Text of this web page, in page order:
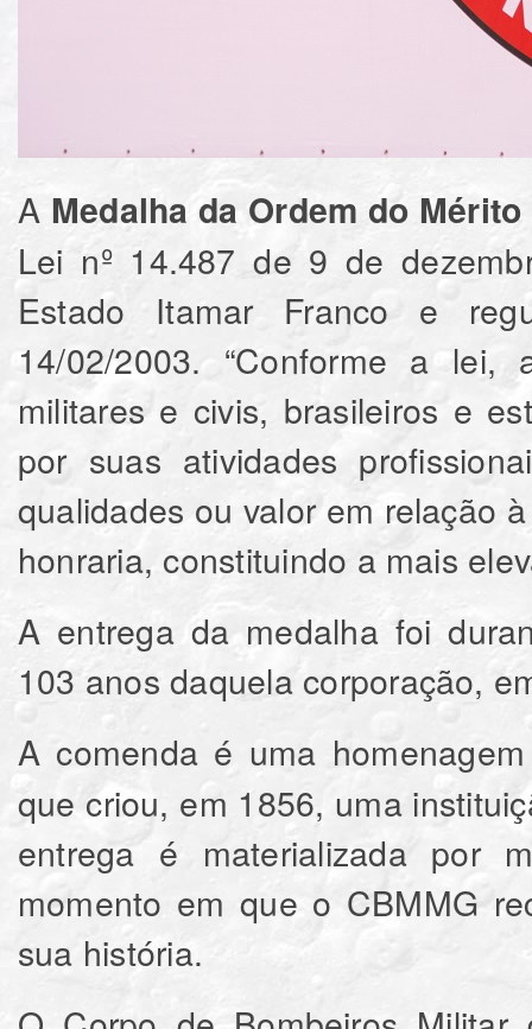
A Medalha da Ordem do
Lei nº 14.487 de 9 de
Estado Itamar Franco e
14/02/2003. “Conforme a
militares e civis, brasileiros e
por suas atividades
qualidades ou valor em relação
honraria, constituindo a mais
A entrega da medalha foi
103 anos daquela corporação,
A comenda é uma
que criou, em 1856, uma
entrega é materializada por
momento em que o CBMMG
sua história.